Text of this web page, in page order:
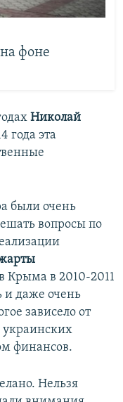
фоне
Николай
года эта
были очень
вопросы по
Крыма в 2010-2011
и даже очень
зависело от
финансов.
Нельзя